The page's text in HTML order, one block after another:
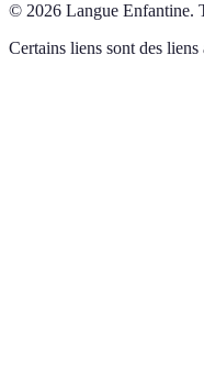
© 2026 Langue Enfantine.
Certains liens sont des